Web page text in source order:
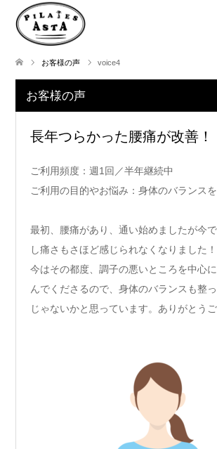
お客様の声 voice4
お客様の声
長年つらかった腰痛が改善！
ご利用頻度：週1回／半年継続中
ご利用の目的やお悩み：身体のバランス
最初、腰痛があり、通い始めましたが今
し痛さもさほど感じられなくなりました！
今はその都度、調子の悪いところを中心
んでくださるので、身体のバランスも整
じゃないかと思っています。ありがとう